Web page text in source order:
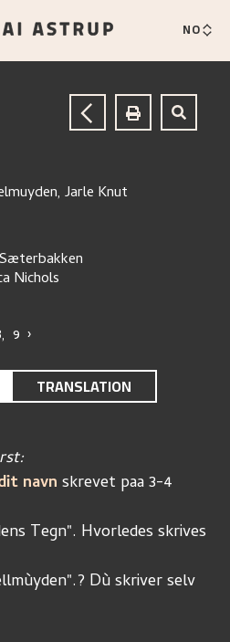
NO
Jarle Knut
Nichols
, 9 ›
TRANSLATION
navn skrevet paa 3-4
Tegn". Hvorledes skrives
Dù skriver selv